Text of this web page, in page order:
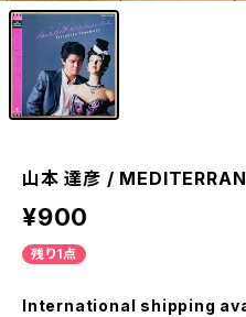
山本 達彦 /
¥900
残り1点
International shipping